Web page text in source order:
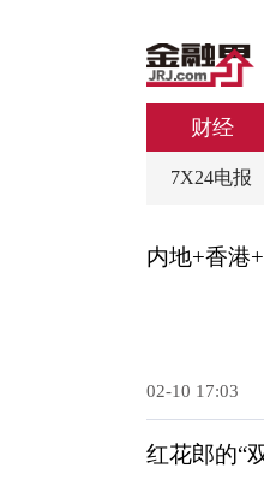
公司动态
财经
7X24电报
内地+香港
02-10 17:03
红花郎的“